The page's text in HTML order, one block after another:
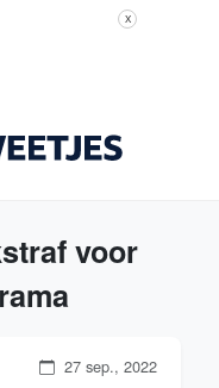
X
voor
27 sep., 2022